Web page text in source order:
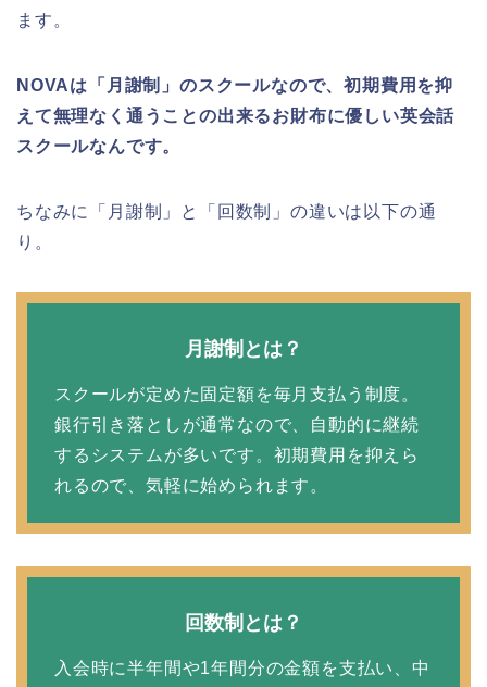
ます。
NOVAは「月謝制」のスクールなので、初期費用を抑
えて無理なく通うことの出来るお財布に優しい英会話
スクールなんです。
ちなみに「月謝制」と「回数制」の違いは以下の通
り。
月謝制とは？
スクールが定めた固定額を毎月支払う制度。
銀行引き落としが通常なので、自動的に継続
するシステムが多いです。初期費用を抑えら
れるので、気軽に始められます。
回数制とは？
入会時に半年間や1年間分の金額を支払い、中